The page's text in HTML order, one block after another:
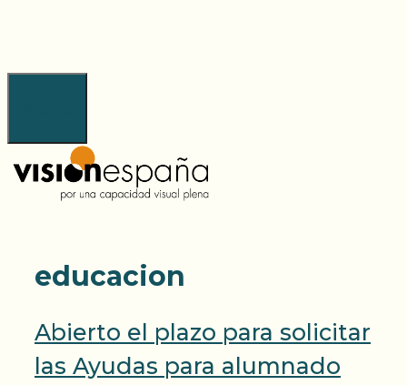
educacion
Abierto el plazo para solicitar
las Ayudas para alumnado